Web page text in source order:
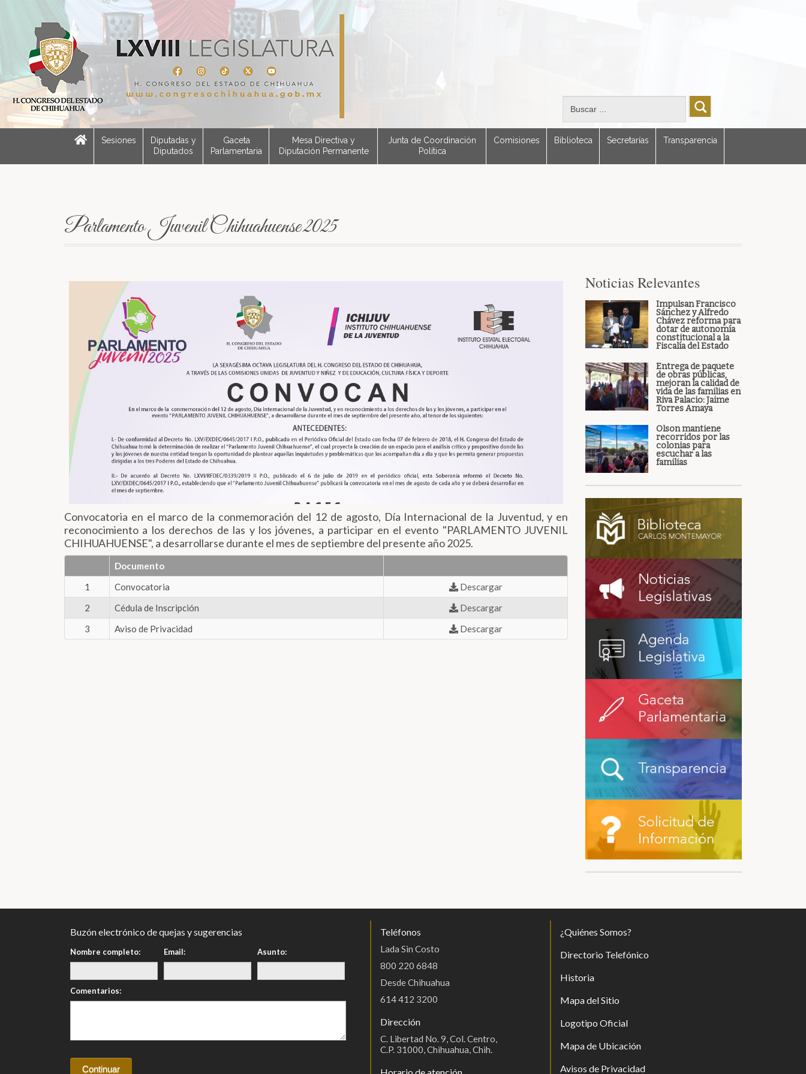
Sesiones
Diputadas y
Diputados
Gaceta
Parlamentaria
Mesa Directiva y
Diputación Permanente
Junta de Coordinación
Política
Comisiones Biblioteca Secretarías Transparencia
Parlamento Juvenil Chihuahuense 2025
Convocatoria en el marco de la conmemoración del 12 de agosto, Día Internacional de la Juventud, y en
reconocimiento a los derechos de las y los jóvenes, a participar en el evento "PARLAMENTO JUVENIL
CHIHUAHUENSE", a desarrollarse durante el mes de septiembre del presente año 2025.
Documento
1
Convocatoria
Descargar
2
Cédula de Inscripción
Descargar
3
Aviso de Privacidad Descargar
Noticias Relevantes
Impulsan Francisco
Sánchez y Alfredo
Chávez reforma para
dotar de autonomía
constitucional a la
Fiscalía del Estado
Entrega de paquete
de obras públicas,
mejoran la calidad de
vida de las familias en
Riva Palacio: Jaime
Torres Amaya
Olson mantiene
recorridos por las
colonias para
escuchar a las
familias
Buzón electrónico de quejas y sugerencias
Nombre completo: Email: Asunto:
Comentarios:
Teléfonos
Lada Sin Costo
800 220 6848
Desde Chihuahua
614 412 3200
Dirección
C. Libertad No. 9, Col. Centro,
C.P. 31000, Chihuahua, Chih.
¿Quiénes Somos?
Directorio Telefónico
Historia
Mapa del Sitio
Logotipo Oficial
Mapa de Ubicación
Avisos de Privacidad